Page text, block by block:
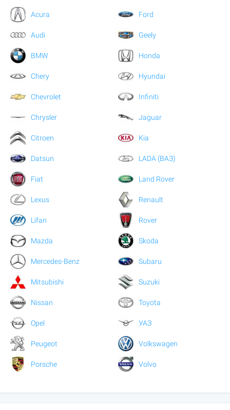
Acura
Audi
BMW
Chery
Chevrolet
Chrysler
Citroen
Datsun
Fiat
Ford
Geely
Honda
Hyundai
Infiniti
Jaguar
Kia
LADA (ВАЗ)
Land Rover
Lexus
Lifan
Mazda
Mercedes-Benz
Mitsubishi
Nissan
Opel
Peugeot
Porsche
Renault
Rover
Skoda
Subaru
Suzuki
Toyota
УАЗ
Volkswagen
Volvo